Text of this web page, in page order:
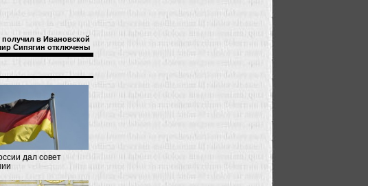
в Ивановской
Сипягин отключены
дал совет